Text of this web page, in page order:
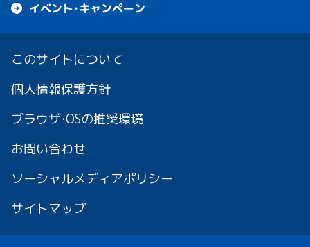
イベント・キャンペーン
このサイトについて
個人情報保護方針
ブラウザ・OSの推奨環境
お問い合わせ
ソーシャルメディアポリシー
サイトマップ